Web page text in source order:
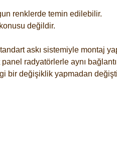
renklerde temin edilebilir.
değildir.
askı sistemiyle montaj
radyatörlerle aynı
bir değişiklik yapmadan